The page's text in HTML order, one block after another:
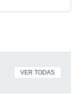
VER TODAS